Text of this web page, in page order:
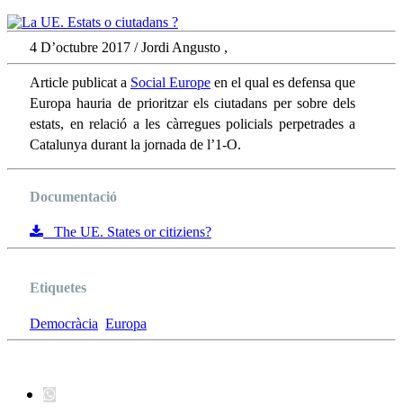
4 D’octubre 2017 / Jordi Angusto ,
Article publicat a Social Europe en el qual es defensa que
Europa hauria de prioritzar els ciutadans per sobre dels
estats, en relació a les càrregues policials perpetrades a
Catalunya durant la jornada de l’1-O.
Documentació
The UE. States or citiziens?
Etiquetes
Democràcia Europa